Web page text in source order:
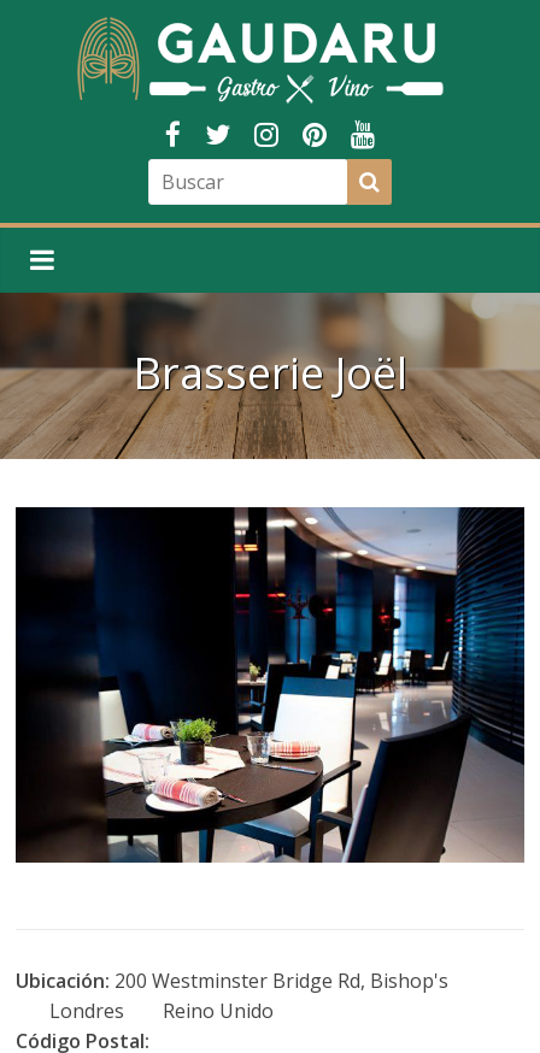
Brasserie Joël
Ubicación: 200 Westminster Bridge Rd, Bishop's
Londres Reino Unido
Código Postal: